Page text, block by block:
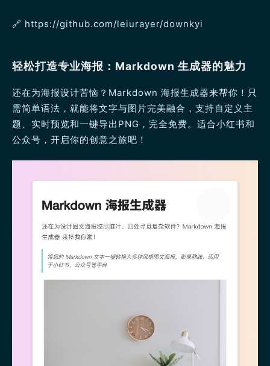
🔗 https://github.com/leiurayer/downkyi
轻松打造专业海报：Markdown 生成器的魅力
还在为海报设计苦恼？Markdown 海报生成器来帮你！只
需简单语法，就能将文字与图片完美融合，支持自定义主
题、实时预览和一键导出PNG，完全免费。适合小红书和
公众号，开启你的创意之旅吧！